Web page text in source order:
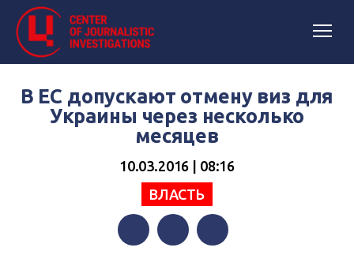
В ЕС допускают отмену виз для
Украины через несколько
месяцев
10.03.2016 | 08:16
ВЛАСТЬ